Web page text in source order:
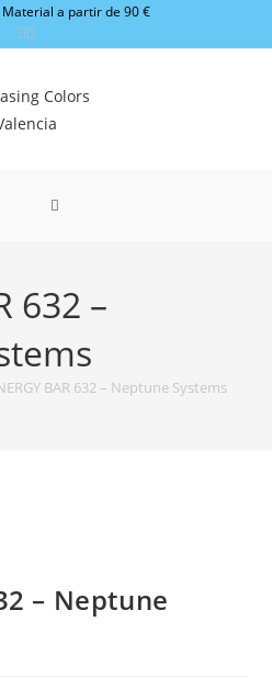
a partir de 90 €
632 –
BAR 632 – Neptune Systems
– Neptune